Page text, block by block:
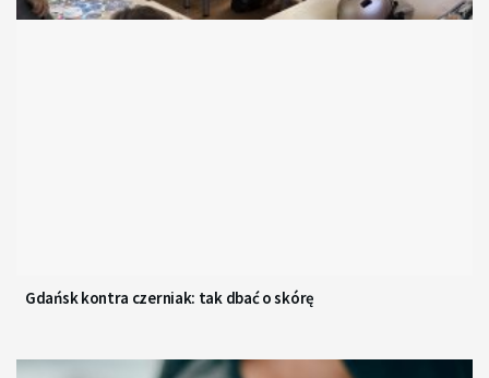
Gdańsk kontra czerniak: tak dbać o skórę